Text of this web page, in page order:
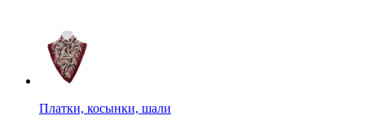
Платки, косынки, шали